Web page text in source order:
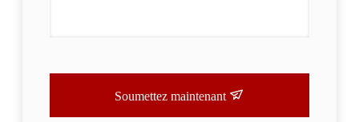
Soumettez maintenant